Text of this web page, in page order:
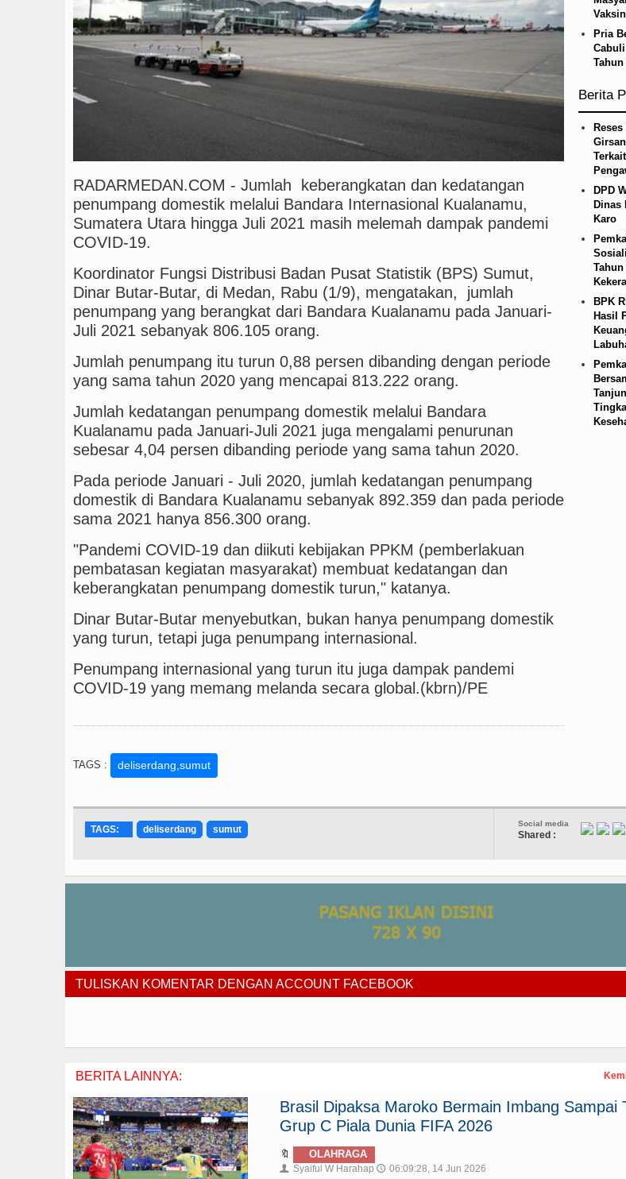
Manchester City vs Atletico Madrid Persahabatan di Seoul
Sinergi Jaga Kelestarian Alam, Pemkab Tapanuli Utara
RADARMEDAN.COM - Jumlah keberangkatan dan kedatangan
penumpang domestik melalui Bandara Internasional Kualanamu,
Sumatera Utara hingga Juli 2021 masih melemah dampak pandemi
COVID-19.
Koordinator Fungsi Distribusi Badan Pusat Statistik (BPS) Sumut,
Dinar Butar-Butar, di Medan, Rabu (1/9), mengatakan, jumlah
penumpang yang berangkat dari Bandara Kualanamu pada Januari-
Juli 2021 sebanyak 806.105 orang.
Jumlah penumpang itu turun 0,88 persen dibanding dengan periode
yang sama tahun 2020 yang mencapai 813.222 orang.
Jumlah kedatangan penumpang domestik melalui Bandara
Kualanamu pada Januari-Juli 2021 juga mengalami penurunan
sebesar 4,04 persen dibanding periode yang sama tahun 2020.
Pada periode Januari - Juli 2020, jumlah kedatangan penumpang
domestik di Bandara Kualanamu sebanyak 892.359 dan pada periode
sama 2021 hanya 856.300 orang.
"Pandemi COVID-19 dan diikuti kebijakan PPKM (pemberlakuan
pembatasan kegiatan masyarakat) membuat kedatangan dan
keberangkatan penumpang domestik turun," katanya.
Dinar Butar-Butar menyebutkan, bukan hanya penumpang domestik
yang turun, tetapi juga penumpang internasional.
Penumpang internasional yang turun itu juga dampak pandemi
COVID-19 yang memang melanda secara global.(kbrn)/PE
TAGS : deliserdang,sumut
Pria
Berita
DPD
Dinas
Karo
Tahun
BPK
Hasil
Social media
Shared :
TAGS: deliserdang sumut
TULISKAN KOMENTAR DENGAN ACCOUNT FACEBOOK
BERITA LAINNYA:
Brasil Dipaksa Maroko Bermain Imbang Sampai
Grup C Piala Dunia FIFA 2026
🔖 OLAHRAGA
👤 Syaiful W Harahap 🕔 06:09:28, 14 Jun 2026